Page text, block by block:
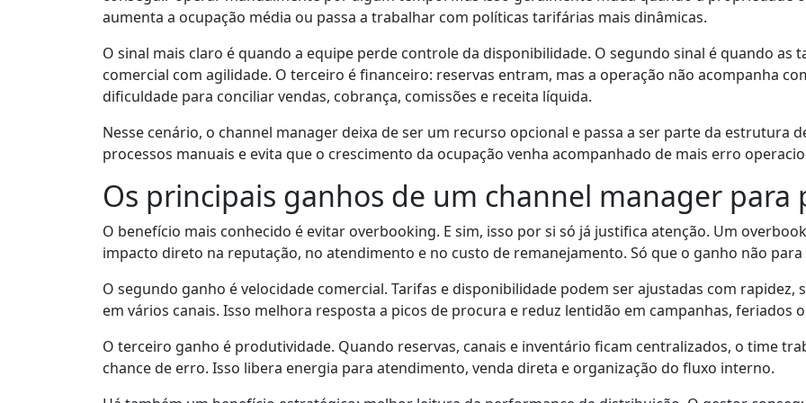
aumenta a ocupação média ou passa a trabalhar com políticas tarifárias mais dinâmicas.
O sinal mais claro é quando a equipe perde controle da disponibilidade. O segundo sinal é quando as
comercial com agilidade. O terceiro é financeiro: reservas entram, mas a operação não acompanha
dificuldade para conciliar vendas, cobrança, comissões e receita líquida.
Nesse cenário, o channel manager deixa de ser um recurso opcional e passa a ser parte da estrutura
processos manuais e evita que o crescimento da ocupação venha acompanhado de mais erro
Os principais ganhos de um channel manager para
O benefício mais conhecido é evitar overbooking. E sim, isso por si só já justifica atenção. Um
impacto direto na reputação, no atendimento e no custo de remanejamento. Só que o ganho não para
O segundo ganho é velocidade comercial. Tarifas e disponibilidade podem ser ajustadas com rapidez,
em vários canais. Isso melhora resposta a picos de procura e reduz lentidão em campanhas, feriados
O terceiro ganho é produtividade. Quando reservas, canais e inventário ficam centralizados, o time
chance de erro. Isso libera energia para atendimento, venda direta e organização do fluxo interno.